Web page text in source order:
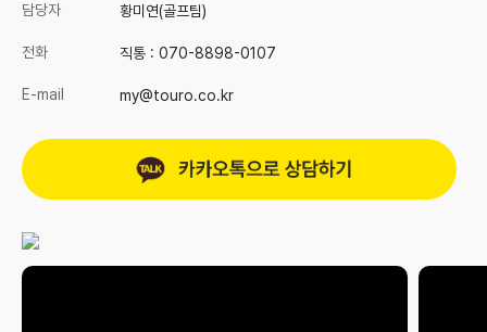
담당자 황미연(골프팀)
전화 직통 : 070-8898-0107
E-mail my@touro.co.kr